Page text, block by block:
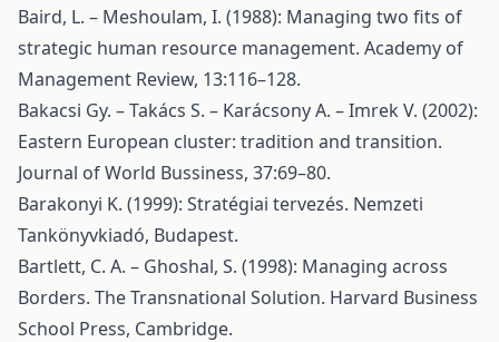
Baird, L. – Meshoulam, I. (1988): Managing two fits of
strategic human resource management. Academy of
Management Review, 13:116–128.
Bakacsi Gy. – Takács S. – Karácsony A. – Imrek V. (2002):
Eastern European cluster: tradition and transition.
Journal of World Bussiness, 37:69–80.
Barakonyi K. (1999): Stratégiai tervezés. Nemzeti
Tankönyvkiadó, Budapest.
Bartlett, C. A. – Ghoshal, S. (1998): Managing across
Borders. The Transnational Solution. Harvard Business
School Press, Cambridge.